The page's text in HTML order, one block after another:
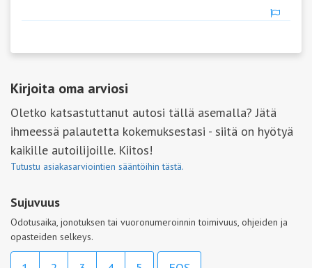
Kirjoita oma arviosi
Oletko katsastuttanut autosi tällä asemalla? Jätä
ihmeessä palautetta kokemuksestasi - siitä on hyötyä
kaikille autoilijoille. Kiitos!
Tutustu asiakasarviointien sääntöihin tästä.
Sujuvuus
Odotusaika, jonotuksen tai vuoronumeroinnin toimivuus, ohjeiden ja
opasteiden selkeys.